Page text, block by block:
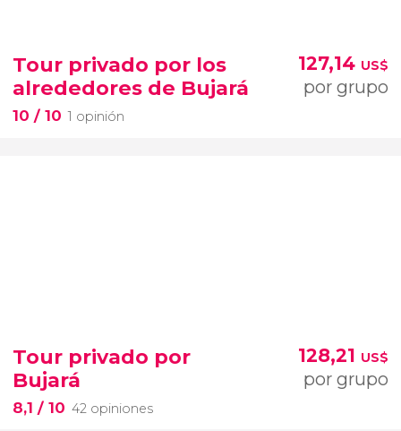
Tour privado por los
alrededores de Bujará
10 / 10 1 opinión
127,14 US$
por grupo
Tour privado por
Bujará
8,1 / 10 42 opiniones
128,21 US$
por grupo